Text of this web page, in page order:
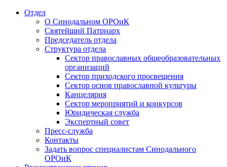
Отдел
О Синодальном ОРОиК
Святейший Патриарх
Председатель отдела
Структура отдела
Сектор православных общеобразовательных
организаций
Сектор приходского просвещения
Сектор основ православной культуры
Канцелярия
Сектор мероприятий и конкурсов
Юридическая служба
Экспертный совет
Пресс-служба
Контакты
Задать вопрос специалистам Синодального
ОРОиК